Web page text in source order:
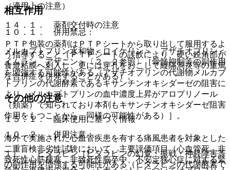
（適用上の注意）
１４．１． 薬剤交付時の注意
ＰＴＰ包装の薬剤はＰＴＰシートから取り出して服用するよ
う指導すること（ＰＴＰシートの誤飲により、硬い鋭角部が
食道粘膜へ刺入し、更には穿孔をおこして縦隔洞炎等の重篤
な合併症を併発することがある）。
その他の注意
１５．１． 臨床使用に基づく情報
海外で実施された心血管疾患を有する痛風患者を対象とした
二重盲検非劣性試験において、主要評価項目（心血管死、非
致死性心筋梗塞、非致死性脳卒中、不安定狭心症に対する緊
相互作用
１０．１． 併用禁忌：
メルカプトプリン水和物＜ロイケリン＞、アザチオプリン＜
イムラン、アザニン＞〔２．２参照〕［骨髄抑制等の副作用
を増強する可能性がある（アザチオプリンの代謝物メルカプ
トプリンの代謝酵素であるキサンチンオキシダーゼの阻害に
より、メルカプトプリンの血中濃度上昇がアロプリノール
（類薬）で知られており本剤もキサンチンオキシダーゼ阻害
作用をもつことから、同様の可能性がある）］。
１０．２． 併用注意：
１）． ビダラビン［ビダラビンの幻覚・振戦・神経障害等
の副作用を増強する可能性がある（ビダラビンの代謝酵素で